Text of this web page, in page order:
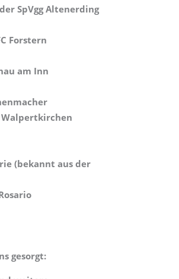
SpVgg Altenerding
Forstern
am Inn
(bekannt aus der
gesorgt: